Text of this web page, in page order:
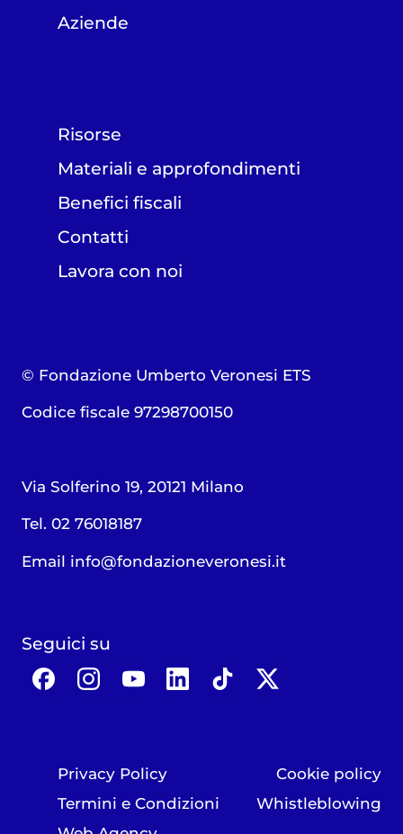
Aziende
Risorse
Materiali e approfondimenti
Benefici fiscali
Contatti
Lavora con noi
© Fondazione Umberto Veronesi ETS
Codice fiscale 97298700150
Via Solferino 19, 20121 Milano
Tel. 02 76018187
Email info@fondazioneveronesi.it
Seguici su
Privacy Policy
Cookie policy
Termini e Condizioni
Whistleblowing